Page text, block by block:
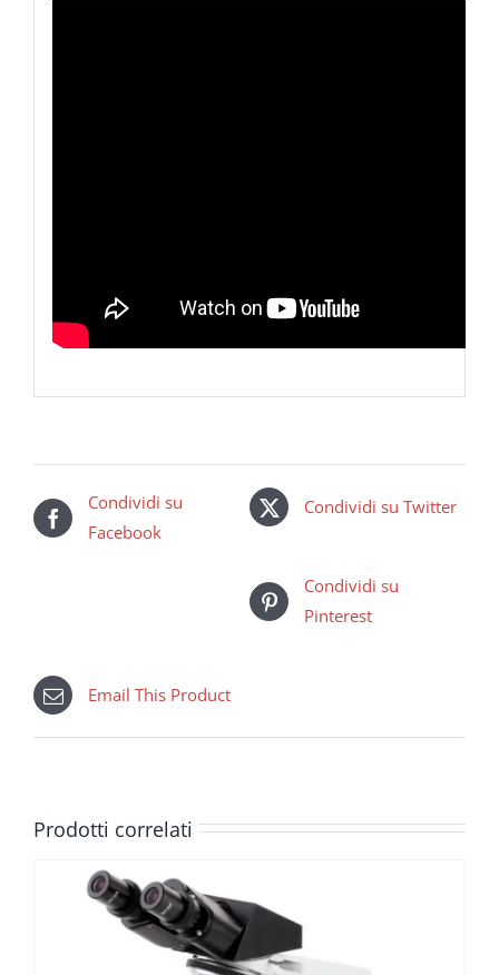
Condividi su
Facebook
Condividi su Twitter
Condividi su
Pinterest
Email This Product
Prodotti correlati